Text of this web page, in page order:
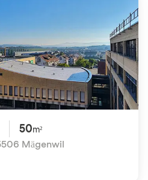
50m²
Mägenwil